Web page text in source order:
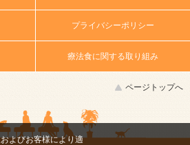
プライバシーポリシー
療法食に関する取り組み
ページトップへ
よびお客様により適